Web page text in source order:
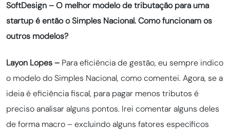
SoftDesign – O melhor modelo de tributação para uma
startup é então o Simples Nacional. Como funcionam os
outros modelos?
Layon Lopes – Para eficiência de gestão, eu sempre indico
o modelo do Simples Nacional, como comentei. Agora, se a
ideia é eficiência fiscal, para pagar menos tributos é
preciso analisar alguns pontos. Irei comentar alguns deles
de forma macro – excluindo alguns fatores específicos